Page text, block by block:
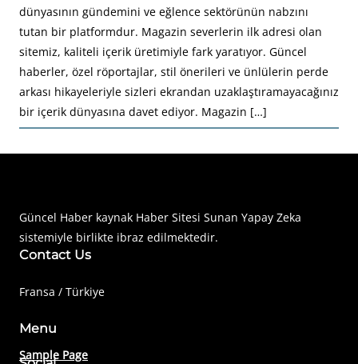
dünyasının gündemini ve eğlence sektörünün nabzını
tutan bir platformdur. Magazin severlerin ilk adresi olan
sitemiz, kaliteli içerik üretimiyle fark yaratıyor. Güncel
haberler, özel röportajlar, stil önerileri ve ünlülerin perde
arkası hikayeleriyle sizleri ekrandan uzaklaştıramayacağınız
bir içerik dünyasına davet ediyor. Magazin […]
Güncel Haber kaynak Haber Sitesi Sunan Yapay Zeka
sistemiyle birlikte ibraz edilmektedir.
Contact Us
Fransa / Türkiye
Menu
Sample Page